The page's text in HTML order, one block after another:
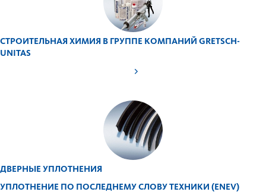
СТРОИТЕЛЬНАЯ ХИМИЯ В ГРУППЕ КОМПАНИЙ GRETSCH-
UNITAS
ДВЕРНЫЕ УПЛОТНЕНИЯ
УПЛОТНЕНИЕ ПО ПОСЛЕДНЕМУ СЛОВУ ТЕХНИКИ (ENEV)